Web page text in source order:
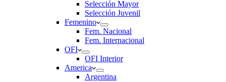
Selección Mayor
Selección Juvenil
Femenino
Fem. Nacional
Fem. Internacional
OFI
OFI Interior
America
Argentina